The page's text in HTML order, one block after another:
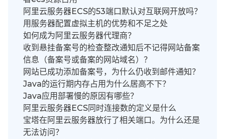
阿里云服务器ECS的53端口默认对互联网开放吗？
用服务器配置虚拟主机的优势和不足之处
如何成为阿里云服务器代理商？
收到悬挂备案号的检查整改通知后不记得网站备案
信息（备案号或备案的网站域名）？
网站已成功添加备案号，为什么仍收到邮件通知？
Java的运行期内存占用为什么居高不下？
Java应用部署慢的原因有哪些？
阿里云服务器ECS同时连接数的定义是什么
宝塔在阿里云服务器放行了相关端口。为什么还是
无法访问？